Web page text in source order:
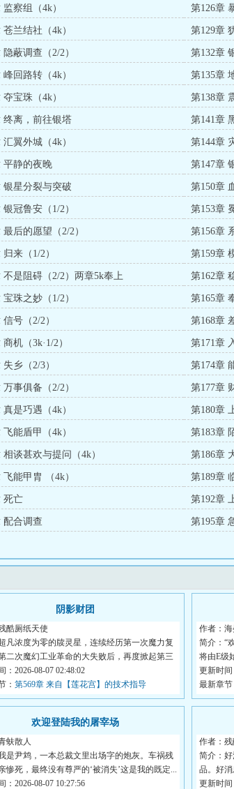
察组（4k） 第126章
苍兰结社（4k） 第129章
隐蔽调查（2/2） 第132章
峰回路转（4k） 第135章
宝珠（4k） 第138章
终离，前往银塔 第141章
汇翼外城（4k） 第144章
平静的夜晚 第147章
银星分裂与突破 第150章
银冠鲁安（1/2） 第153章
最后的愿望（2/2） 第156章
来（1/2） 第159章
不是阻碍（2/2）两章5k奉上 第162章
宝珠之妙（1/2） 第165章
号（2/2） 第168章
机（3k·1/2） 第171章
乡（2/3） 第174章
万事俱备（2/2） 第177章
真是巧遇（4k） 第180章
飞能盾甲（4k） 第183章
相谈甚欢与提问（4k） 第186章
飞能甲胄 （4k） 第189章
死亡 第192章
配合调查 第195章
阴影财团
酷厕纸天使
凡浓度为零的牍灵星，连续经历第一次魔力复
二次魔幻工业革命的大失败后，再度掀起第三
：2026-08-07 02:48:02
： 第569章 来自【莲花宫】的技术指导
作者：海
简介：“
将由E级
序...
更新时间
最新章节
欢迎登陆我的屠宰场
蚨散人
是尹鸩，一本总裁文里出场字的炮灰。车祸残
惨死，最终没有尊严的‘被消失’这是我的既定...
：2026-08-07 10:27:56
作者：
简介：
品。好
而...
更新时间